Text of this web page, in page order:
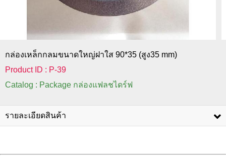
กล่องเหล็กกลมขนาดใหญ่ฝาใส 90*35 (สูง35 mm)
Product ID : P-39
Catalog : Package กล่องแฟลชไดร์ฟ
รายละเอียดสินค้า